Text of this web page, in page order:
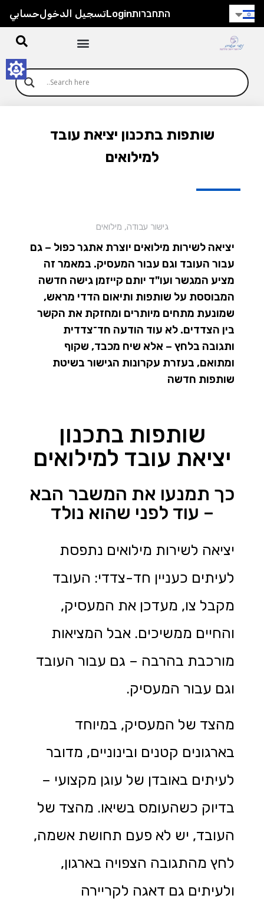
התחברותLoginتسجيل الدخولحسابي
שותפות בתכנון יציאת עובד
למילואים
גישור עבודה, מילואים
יציאה לשירות מילואים יוצרת אתגר כפול – גם
עבור העובד וגם עבור המעסיק. במאמר זה
מציע המגשר ועו"ד יותם קייזמן גישה חדשה
המבוססת על שותפות ותיאום הדדי מראש,
שמונעת מתחים מיותרים ומחזקת את הקשר
בין הצדדים. לא עוד הודעה חד־צדדית
ותגובה בלחץ – אלא שיח מכבד, שקוף
ומתואם, בעזרת עקרונות הגישור בשיטת
שותפות חדשה
שותפות בתכנון
יציאת עובד למילואים
כך תמנעו את המשבר הבא
– עוד לפני שהוא נולד
יציאה לשירות מילואים נתפסת
לעיתים כעניין חד-צדדי: העובד
מקבל צו, מעדכן את המעסיק,
והחיים ממשיכים. אבל המציאות
מורכבת בהרבה – גם עבור העובד
וגם עבור המעסיק.
מהצד של המעסיק, במיוחד
בארגונים קטנים ובינוניים, מדובר
לעיתים באובדן של עוגן מקצועי –
בדיוק כשהעומס בשיאו. מהצד של
העובד, יש לא פעם תחושת אשמה,
לחץ מהתגובה הצפויה בארגון,
ולעיתים גם דאגה לקריירה